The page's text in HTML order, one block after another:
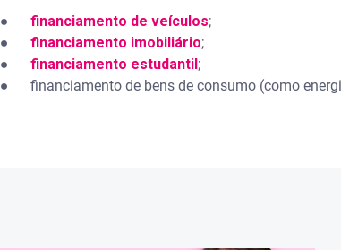
● financiamento de veículos;
● financiamento imobiliário;
● financiamento estudantil;
● financiamento de bens de consumo (como